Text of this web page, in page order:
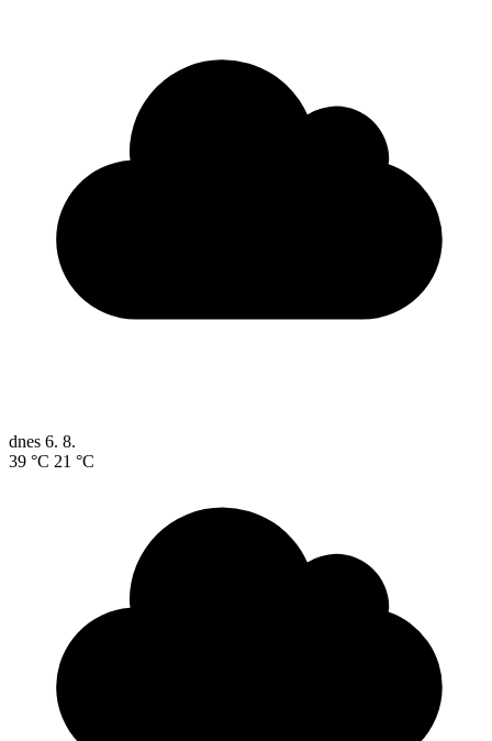
dnes 6. 8.
39 °C 21 °C